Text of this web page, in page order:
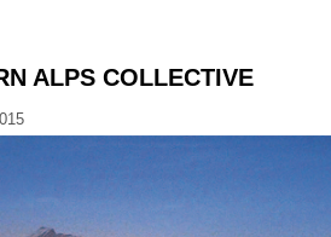
ALPS COLLECTIVE